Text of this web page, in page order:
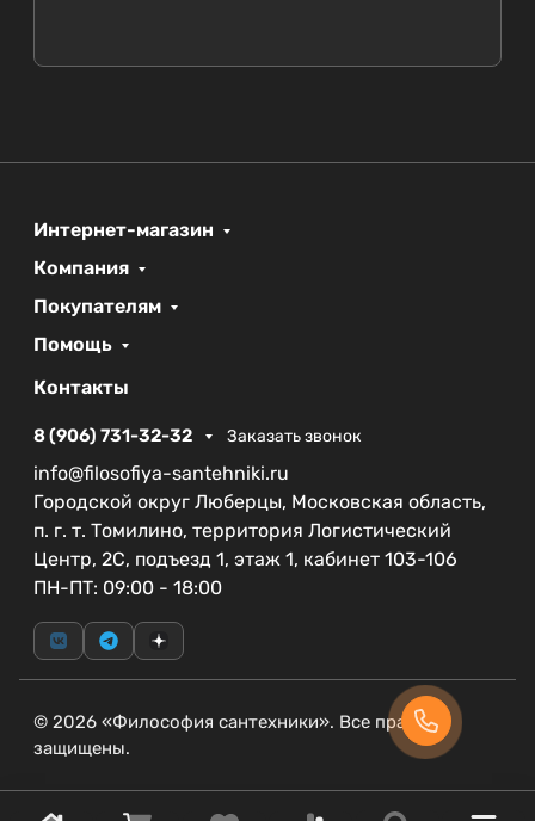
Интернет-магазин
Компания
Покупателям
Помощь
Контакты
8 (906) 731-32-32 Заказать звонок
info@filosofiya-santehniki.ru
Городской округ Люберцы, Московская область,
п. г. т. Томилино, территория Логистический
Центр, 2С, подъезд 1, этаж 1, кабинет 103-106
ПН-ПТ: 09:00 - 18:00
© 2026 «Философия сантехники». Все права
защищены.